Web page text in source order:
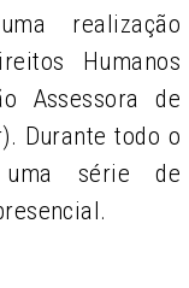
realização
Humanos
Assessora de
Durante todo o
uma série de